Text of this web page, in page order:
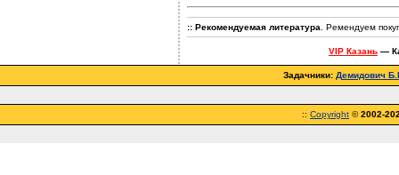
:: Рекомендуемая литература . Ремендуем
VIP Казань —
Задачники: Демидович
:: Copyright ©2002-